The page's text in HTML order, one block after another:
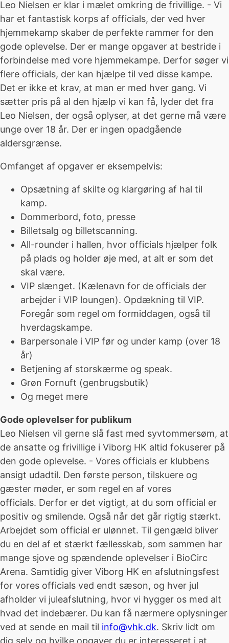
Leo Nielsen er klar i mælet omkring de frivillige. - Vi
har et fantastisk korps af officials, der ved hver
hjemmekamp skaber de perfekte rammer for den
gode oplevelse. Der er mange opgaver at bestride i
forbindelse med vore hjemmekampe. Derfor søger vi
flere officials, der kan hjælpe til ved disse kampe.
Det er ikke et krav, at man er med hver gang. Vi
sætter pris på al den hjælp vi kan få, lyder det fra
Leo Nielsen, der også oplyser, at det gerne må være
unge over 18 år. Der er ingen opadgående
aldersgrænse.
Omfanget af opgaver er eksempelvis:
Opsætning af skilte og klargøring af hal til
kamp.
Dommerbord, foto, presse
Billetsalg og billetscanning.
All-rounder i hallen, hvor officials hjælper folk
på plads og holder øje med, at alt er som det
skal være.
VIP slænget. (Kælenavn for de officials der
arbejder i VIP loungen). Opdækning til VIP.
Foregår som regel om formiddagen, også til
hverdagskampe.
Barpersonale i VIP før og under kamp (over 18
år)
Betjening af storskærme og speak.
Grøn Fornuft (genbrugsbutik)
Og meget mere
Gode oplevelser for publikum
Leo Nielsen vil gerne slå fast med syvtommersøm, at
de ansatte og frivillige i Viborg HK altid fokuserer på
den gode oplevelse. - Vores officials er klubbens
ansigt udadtil. Den første person, tilskuere og
gæster møder, er som regel en af vores
officials. Derfor er det vigtigt, at du som official er
positiv og smilende. Også når det går rigtig stærkt.
Arbejdet som official er ulønnet. Til gengæld bliver
du en del af et stærkt fællesskab, som sammen har
mange sjove og spændende oplevelser i BioCirc
Arena. Samtidig giver Viborg HK en afslutningsfest
for vores officials ved endt sæson, og hver jul
afholder vi juleafslutning, hvor vi hygger os med alt
hvad det indebærer. Du kan få nærmere oplysninger
ved at sende en mail til info@vhk.dk. Skriv lidt om
dig selv og hvilke opgaver du er interesseret i at